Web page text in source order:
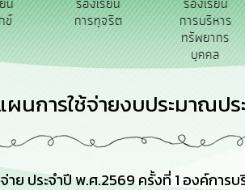
องเรียน
ารทุจริต
ร้องเรียน
การบริหาร
ทรัพยากร
e-
บริกา
ออนไ
ผนการใช้จ่ายงบประมาณปร
ย ประจำปี พ.ศ.2569 ครั้งที่ 1 องค์การ